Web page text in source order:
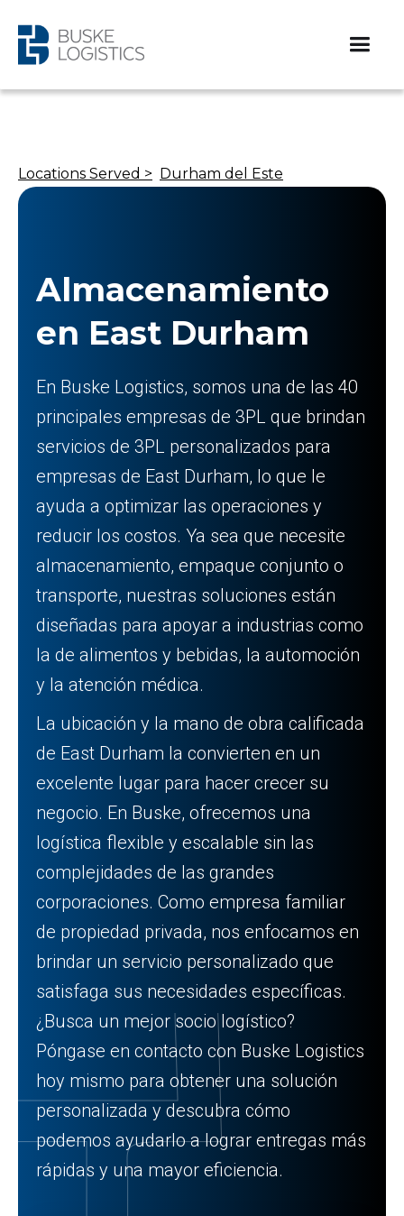
Locations Served > Durham del Este
Almacenamiento
en East Durham
En Buske Logistics, somos una de las 40
principales empresas de 3PL que brindan
servicios de 3PL personalizados para
empresas de East Durham, lo que le
ayuda a optimizar las operaciones y
reducir los costos. Ya sea que necesite
almacenamiento, empaque conjunto o
transporte, nuestras soluciones están
diseñadas para apoyar a industrias como
la de alimentos y bebidas, la automoción
y la atención médica.
La ubicación y la mano de obra calificada
de East Durham la convierten en un
excelente lugar para hacer crecer su
negocio. En Buske, ofrecemos una
logística flexible y escalable sin las
complejidades de las grandes
corporaciones. Como empresa familiar
de propiedad privada, nos enfocamos en
brindar un servicio personalizado que
satisfaga sus necesidades específicas.
¿Busca un mejor socio logístico?
Póngase en contacto con Buske Logistics
hoy mismo para obtener una solución
personalizada y descubra cómo
podemos ayudarlo a lograr entregas más
rápidas y una mayor eficiencia.